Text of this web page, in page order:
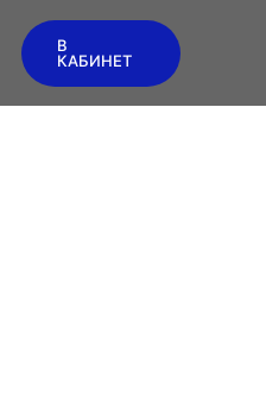
В
КАБИНЕТ